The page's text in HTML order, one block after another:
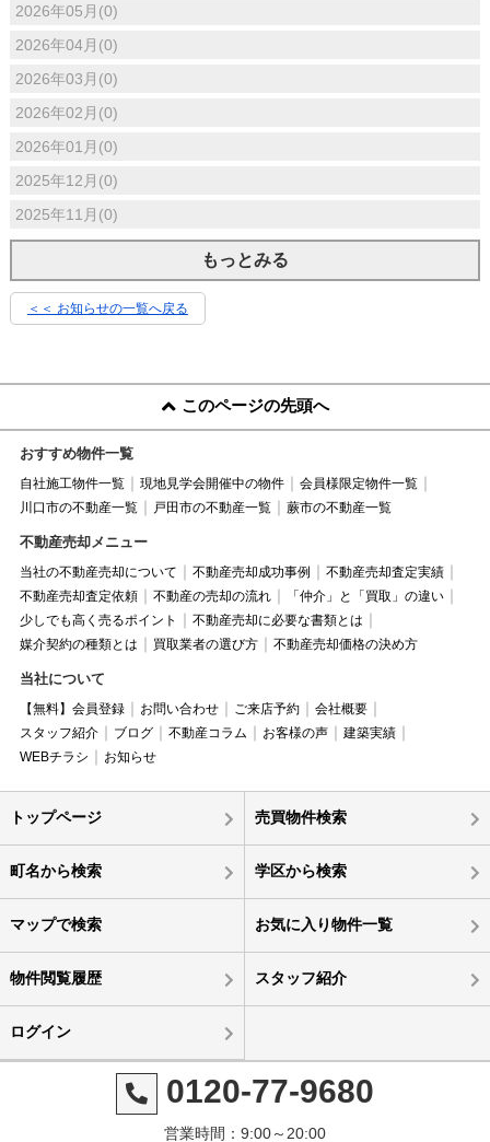
2026年05月(0)
2026年04月(0)
2026年03月(0)
2026年02月(0)
2026年01月(0)
2025年12月(0)
2025年11月(0)
もっとみる
＜＜ お知らせの一覧へ戻る
このページの先頭へ
おすすめ物件一覧
自社施工物件一覧 現地見学会開催中の物件
会員様限定物件一覧
川口市の不動産一覧
戸田市の不動産一覧 蕨市の不動産一覧
不動産売却メニュー
当社の不動産売却について 不動産売却成功事例
不動産売却査定実績
不動産売却査定依頼
不動産の売却の流れ
「仲介」と「買取」の違い
少しでも高く売るポイント
不動産売却に必要な書類とは
媒介契約の種類とは
買取業者の選び方 不動産売却価格の決め方
当社について
【無料】会員登録 お問い合わせ ご来店予約
会社概要
スタッフ紹介
ブログ 不動産コラム お客様の声
建築実績
WEBチラシ
お知らせ
トップページ 売買物件検索
町名から検索 学区から検索
マップで検索 お気に入り物件一覧
物件閲覧履歴 スタッフ紹介
ログイン
0120-77-9680
営業時間：9:00～20:00